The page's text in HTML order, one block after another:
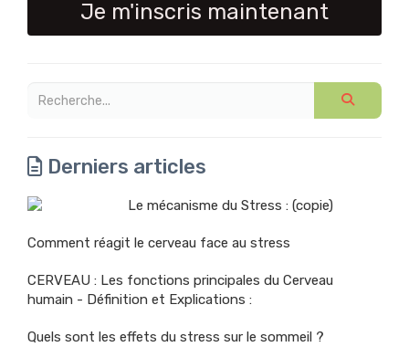
Je m'inscris maintenant
Derniers articles
Le mécanisme du Stress : (copie)
Comment réagit le cerveau face au stress
CERVEAU : Les fonctions principales du Cerveau
humain - Définition et Explications :
Quels sont les effets du stress sur le sommeil ?